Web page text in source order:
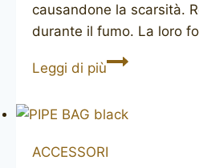
causandone la scarsità.
durante il fumo. La loro
Leggi di piùCREDO
ACCESSORI